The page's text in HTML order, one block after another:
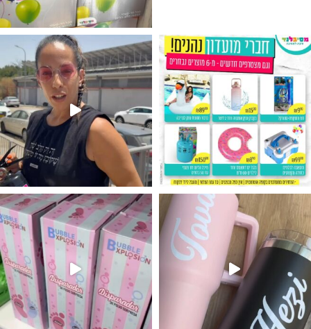
מין העובר רק במסיבלנד !! קיים
מטף לגילוי מין העובר חזר למלא